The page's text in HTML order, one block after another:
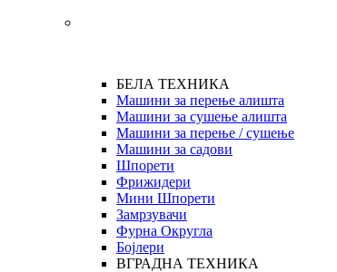
БЕЛА ТЕХНИКА
Машини за перење алишта
Машини за сушење алишта
Машини за перење / сушење
Машини за садови
Шпорети
Фрижидери
Мини Шпорети
Замрзувачи
Фурна Округла
Бојлери
ВГРАДНА ТЕХНИКА